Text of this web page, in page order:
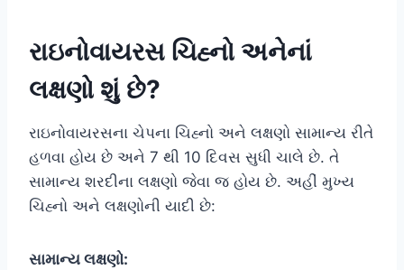
રાઇનોવાયરસ ચિહ્નો અનેનાં
લક્ષણો શું છે?
રાઇનોવાયરસના ચેપના ચિહ્નો અને લક્ષણો સામાન્ય રીતે
હળવા હોય છે અને 7 થી 10 દિવસ સુધી ચાલે છે. તે
સામાન્ય શરદીના લક્ષણો જેવા જ હોય છે. અહીં મુખ્ય
ચિહ્નો અને લક્ષણોની યાદી છે:
સામાન્ય લક્ષણો: